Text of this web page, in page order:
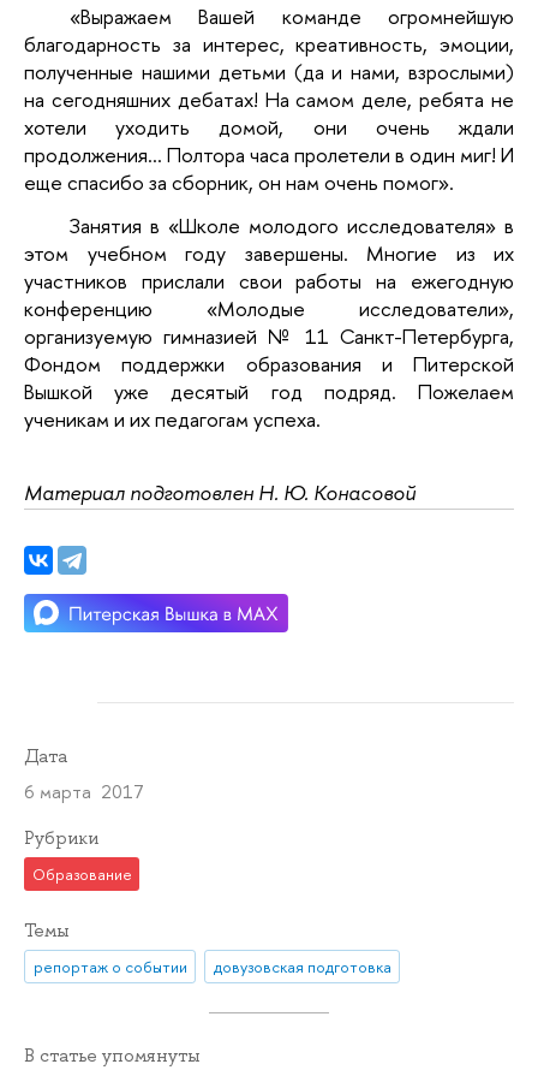
«Выражаем Вашей команде огромнейшую
благодарность за интерес, креативность, эмоции,
полученные нашими детьми (да и нами, взрослыми)
на сегодняшних дебатах! На самом деле, ребята не
хотели уходить домой, они очень ждали
продолжения... Полтора часа пролетели в один миг! И
еще спасибо за сборник, он нам очень помог».
Занятия в «Школе молодого исследователя» в
этом учебном году завершены. Многие из их
участников прислали свои работы на ежегодную
конференцию «Молодые исследователи»,
организуемую гимназией № 11 Санкт-Петербурга,
Фондом поддержки образования и Питерской
Вышкой уже десятый год подряд. Пожелаем
ученикам и их педагогам успеха.
Материал подготовлен Н. Ю. Конасовой
Дата
6 марта 2017
Рубрики
Образование
Темы
репортаж о событии довузовская подготовка
В статье упомянуты